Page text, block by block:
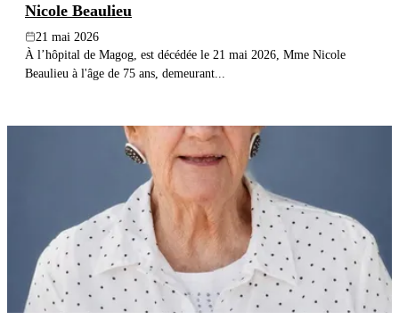
Nicole Beaulieu
21 mai 2026
À l’hôpital de Magog, est décédée le 21 mai 2026, Mme Nicole
Beaulieu à l'âge de 75 ans, demeurant...